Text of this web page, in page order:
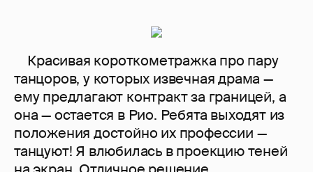
Красивая короткометражка про пару
танцоров, у которых извечная драма —
ему предлагают контракт за границей, а
она — остается в Рио. Ребята выходят из
положения достойно их профессии —
танцуют! Я влюбилась в проекцию теней